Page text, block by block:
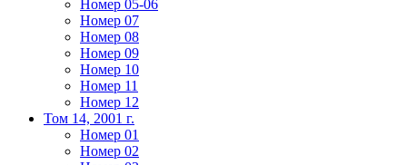
Номер 05-06
Номер 07
Номер 08
Номер 09
Номер 10
Номер 11
Номер 12
Том 14, 2001 г.
Номер 01
Номер 02